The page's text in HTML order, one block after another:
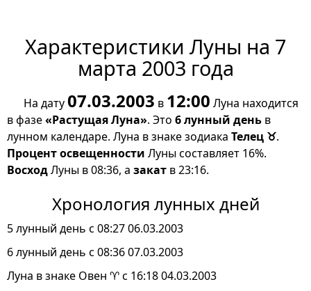
Характеристики Луны на 7
марта 2003 года
На дату07.03.2003 в 12:00 Луна находится
в фазе«Растущая Луна». Это 6 лунный день в
лунном календаре. Луна в знаке зодиака Телец ♉.
Процент освещенности Луны составляет 16%.
ВосходЛуны в 08:36, а закат в 23:16.
Хронология лунных дней
5 лунный день с 08:27 06.03.2003
6 лунный день с 08:36 07.03.2003
Луна в знаке Овен ♈ с 16:18 04.03.2003